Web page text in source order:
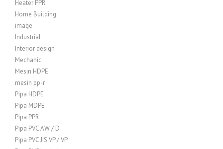
Heater PPR
Home Building
image
Industrial
Interior design
Mechanic
Mesin HDPE
mesin pp-r
Pipa HDPE
Pipa MDPE
Pipa PPR
Pipa PVC AW / D
Pipa PVC JIS VP / VP